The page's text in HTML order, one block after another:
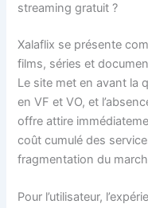
streaming gratuit ?
Xalaflix se présente
films, séries et
Le site met en avant la
en VF et VO, et
offre attire
coût cumulé des
fragmentation du
Pour l’utilisateur,